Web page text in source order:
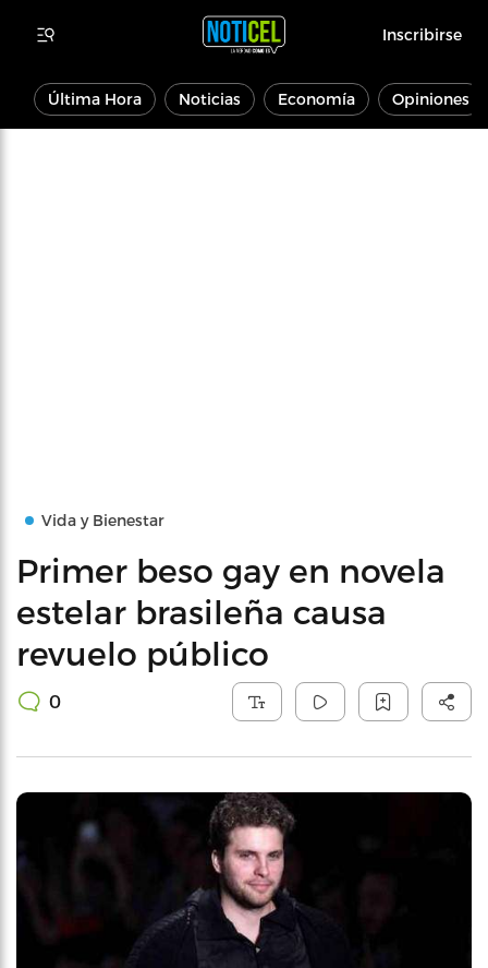
Inscribirse
Última Hora Noticias Economía Opiniones
Vida y Bienestar
Primer beso gay en novela
estelar brasileña causa
revuelo público
0